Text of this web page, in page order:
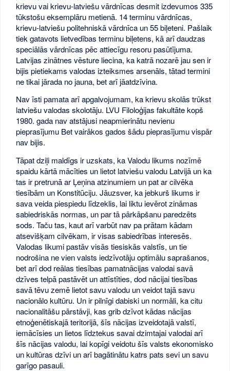
krievu vai krievu-latviešu vārdnīcas desmit izdevumos 335
tūkstošu eksemplāru metienā. 14 terminu vārdnīcas,
krievu-latviešu politehniskā vārdnīca un 55 biļeteni. Pašlaik
tiek gatavots lietvedības terminu biļetens, kā arī daudzas
speciālās vārdnīcas pēc attiecīgu resoru pasūtījuma.
Latvijas zinātnes vēsture liecina, ka katrā nozarē jau sen ir
bijis pietiekams valodas izteiksmes arsenāls, tātad termini
ne tikai jārada no jauna, bet arī jāatdzīvina.
Nav īsti pamata arī apgalvojumam, ka krievu skolās trūkst
latviešu valodas skolotāju. LVU Filoloģijas fakultāte kopš
1980. gada nav atstājusi neapmierinātu nevienu
pieprasījumu Bet vairākos gados šādu pieprasījumu vispār
nav bijis.
Tāpat dziļi maldīgs ir uzskats, ka Valodu likums nozīmē
spaidu kārtā mācīties un lietot latviešu valodu Latvijā un ka
tas ir pretrunā ar Ļeņina atzinumiem un pat ar cilvēka
tiesībām un Konstitūciju. Jāuzsver, ka jebkurš likums ir
sava veida piespiedu līdzeklis, lai liktu ievērot zināmas
sabiedriskās normas, un par tā pārkāpšanu paredzēts
sods. Taču tas, kaut arī varbūt nav pa prātam kādam
atsevišķam cilvēkam, ir visas sabiedrības interesēs.
Valodas likumi pastāv visās tiesiskās valstīs, un tie
nodrošina ne vien valsts iedzīvotāju optimālu saprašanos,
bet arī dod reālas tiesības pamatnācijas valodai savā
dzīves telpā pastāvēt un attīstīties, dod nācijai tiesības
savā tēvu zemē lietot savu valodu un veidot tajā savu
nacionālo kultūru. Un ir pilnīgi dabiski un normāli, ka citu
nacionalitāšu pārstāvji, kas grib dzīvot kādas nācijas
etnoģenētiskajā teritorijā, šīs nācijas izveidotajā valstī,
iemācīsies un lietos līdztekus savai dzimtajai valodai arī
šīs nācijas valodu, lai kopīgi veidotu šīs valsts ekonomisko
un kultūras dzīvi un arī bagātinātu katrs pats sevi un savu
garīgo pasauli.